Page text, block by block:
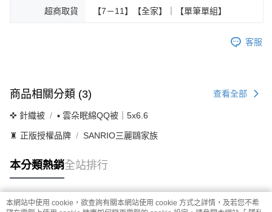
超商取貨 【7－11】【全家】｜【單筆單組】
客服
商品相關分類 (3) 查看全部
✜ 針織被 ▪ 雲朵眠綿QQ被｜5x6.6
♜ 正版授權品牌 SANRIO三麗鷗家族
本分類熱銷全站排行
本網站中使用 cookie，欲查詢有關本網站使用 cookie 方式之詳情，及若您不希